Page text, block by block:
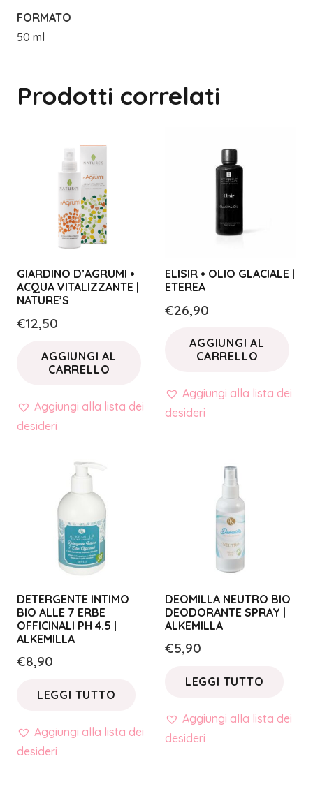
FORMATO
50 ml
Prodotti correlati
GIARDINO D’AGRUMI •
ACQUA VITALIZZANTE |
NATURE’S
€12,50
AGGIUNGI AL
CARRELLO
Aggiungi alla lista dei
desideri
ELISIR • OLIO GLACIALE |
ETEREA
€26,90
AGGIUNGI AL
CARRELLO
Aggiungi alla lista dei
desideri
DETERGENTE INTIMO
BIO ALLE 7 ERBE
OFFICINALI PH 4.5 |
ALKEMILLA
€8,90
LEGGI TUTTO
Aggiungi alla lista dei
desideri
DEOMILLA NEUTRO BIO
DEODORANTE SPRAY |
ALKEMILLA
€5,90
LEGGI TUTTO
Aggiungi alla lista dei
desideri